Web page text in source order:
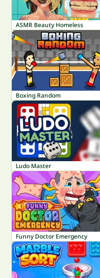
ASMR Beauty Homeless
Boxing Random
Ludo Master
Funny Doctor Emergency